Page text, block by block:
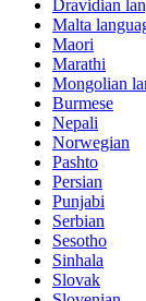
Dravidian
Malta
Maori
Marathi
Mongolian
Burmese
Nepali
Norwegian
Pashto
Persian
Punjabi
Serbian
Sesotho
Sinhala
Slovak